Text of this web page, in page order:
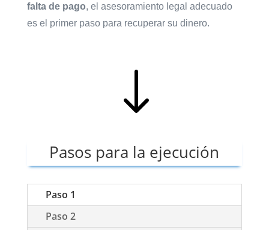
falta de pago, el asesoramiento legal adecuado
es el primer paso para recuperar su dinero.
"
Pasos para la ejecución
Paso 1
Paso 2